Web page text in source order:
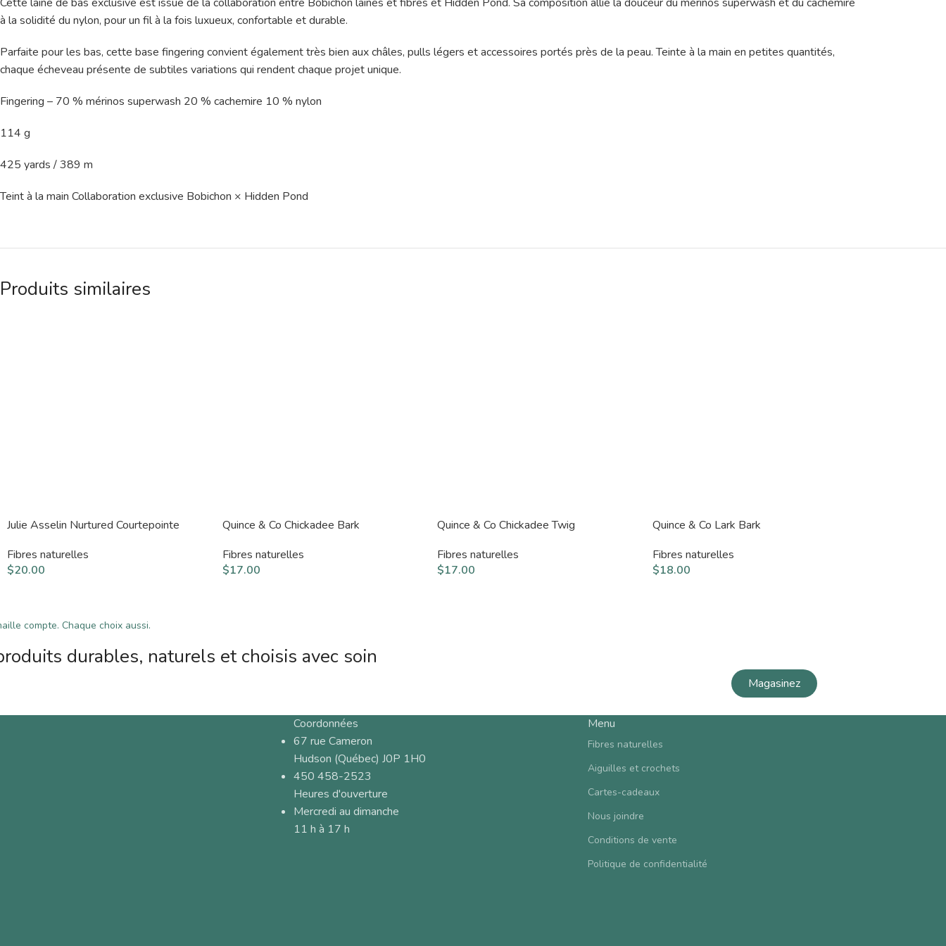
à la solidité du nylon, pour un fil à la fois luxueux, confortable et durable.
Parfaite pour les bas, cette base fingering convient également très bien aux châles, pulls légers et accessoires portés près de la peau. Teinte à la main en petites quantités,
chaque écheveau présente de subtiles variations qui rendent chaque projet unique.
Fingering – 70 % mérinos superwash 20 % cachemire 10 % nylon
114 g
425 yards / 389 m
Teint à la main Collaboration exclusive Bobichon × Hidden Pond
Produits similaires
Julie Asselin Nurtured Courtepointe
Fibres naturelles
$20.00
Quince & Co Chickadee Bark
Fibres naturelles
$17.00
Quince & Co Chickadee Twig
Fibres naturelles
$17.00
Quince & Co Lark Bark
Fibres naturelles
$18.00
compte. Chaque choix aussi.
durables, naturels et choisis avec soin
Magasinez
Coordonnées
67 rue Cameron
Hudson (Québec) J0P 1H0
450 458-2523
Heures d'ouverture
Mercredi au dimanche
11 h à 17 h
Menu
Fibres naturelles
Aiguilles et crochets
Cartes-cadeaux
Nous joindre
Conditions de vente
Politique de confidentialité